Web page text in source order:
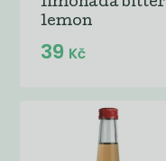
lemon
39 Kč